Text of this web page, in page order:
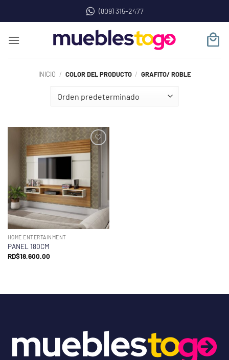
(809) 315-2477
INICIO / COLOR DEL PRODUCTO / GRAFITO/ ROBLE
HOME ENTERTAINMENT
PANEL 180CM
RD$18,600.00